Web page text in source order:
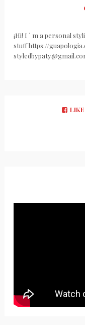
¡Hi! I ´ m a personal
stuff https://